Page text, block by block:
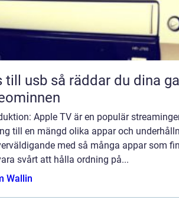
räddar du dina gamla
Apple TV är en populär
till en mängd olika appar och
med så många appar som
svårt att hålla ordning på...
Wallin